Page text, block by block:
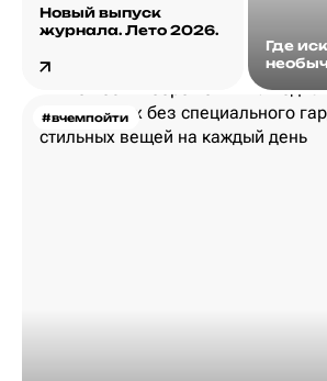
Новый выпуск
журнала. Лето 2026.
Где
#вчемпойти